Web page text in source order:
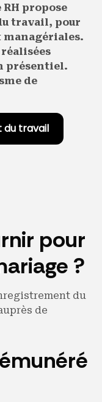
propose
travail, pour
managériales.
présentiel.
de
du travail
pour
?
du
de